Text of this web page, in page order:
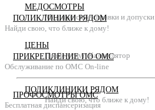
МЕДОСМОТРЫ
Медицинские справки и допуски
ЦЕНЫ
Прайс услуг. Калькулятор
ПОЛИКЛИНИКИ РЯДОМ
Найди свою, что ближе к дому!
ПОЛИКЛИНИКИ РЯДОМ
Найди свою, что ближе к дому!
ПРИКРЕПЛЕНИЕ ПО ОМС
Обслуживание по ОМС On-line
ПРОФОСМОТРЫ ОМС
Бесплатная диспансеризация